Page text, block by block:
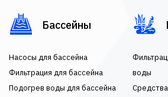
Бассейны
Насосы для бассейна
Фильтрация для бассейна
Подогрев воды для бассейна
воды